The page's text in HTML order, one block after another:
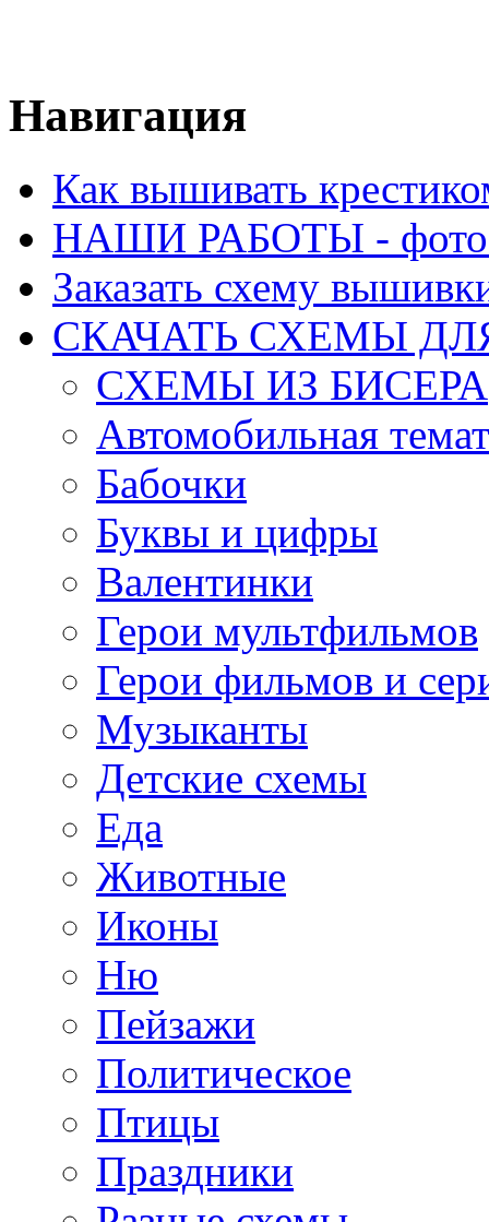
Навигация
Как вышивать
НАШИ РАБОТЫ - фото
Заказать схему
СКАЧАТЬ СХЕМЫ
СХЕМЫ ИЗ БИСЕРА
Автомобильная
Бабочки
Буквы и цифры
Валентинки
Герои мультфильмов
Герои фильмов и
Музыканты
Детские схемы
Еда
Животные
Иконы
Ню
Пейзажи
Политическое
Птицы
Праздники